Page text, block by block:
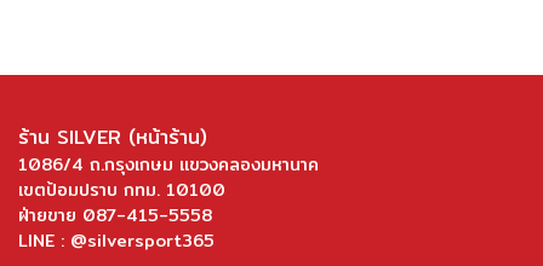
ร้าน SILVER (หน้าร้าน)
1086/4 ถ.กรุงเกษม แขวงคลองมหานาค
เขตป้อมปราบ กทม. 10100
ฝ่ายขาย 087-415-5558
LINE : @silversport365